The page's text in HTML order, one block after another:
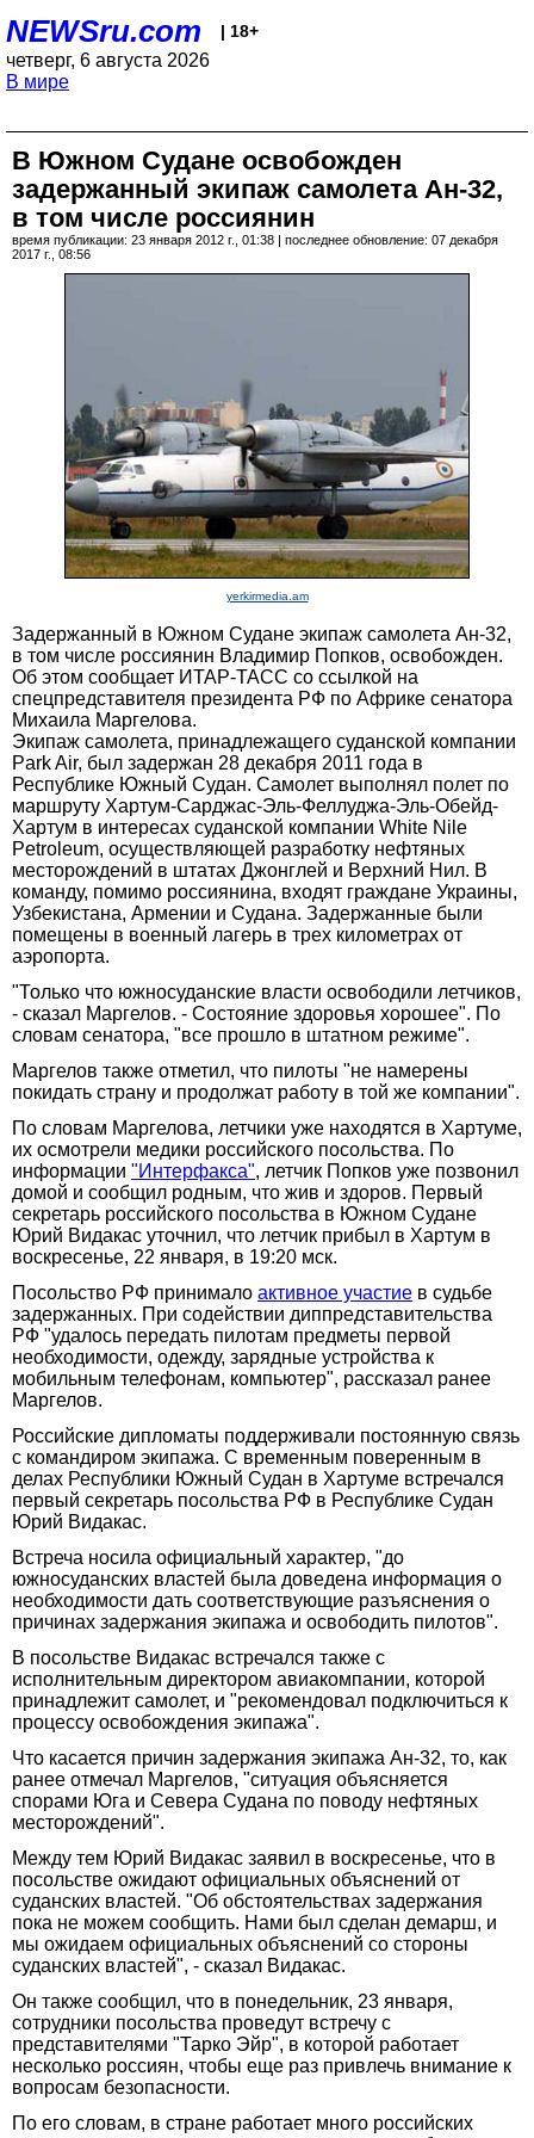
NEWSru.com | 18+
четверг, 6 августа 2026
В мире
В Южном Судане освобожден
задержанный экипаж самолета Ан-32,
в том числе россиянин
время публикации: 23 января 2012 г., 01:38 | последнее обновление: 07 декабря
2017 г., 08:56
yerkirmedia.am
Задержанный в Южном Судане экипаж самолета Ан-32,
в том числе россиянин Владимир Попков, освобожден.
Об этом сообщает ИТАР-ТАСС со ссылкой на
спецпредставителя президента РФ по Африке сенатора
Михаила Маргелова.
Экипаж самолета, принадлежащего суданской компании
Park Air, был задержан 28 декабря 2011 года в
Республике Южный Судан. Самолет выполнял полет по
маршруту Хартум-Сарджас-Эль-Феллуджа-Эль-Обейд-
Хартум в интересах суданской компании White Nile
Petroleum, осуществляющей разработку нефтяных
месторождений в штатах Джонглей и Верхний Нил. В
команду, помимо россиянина, входят граждане Украины,
Узбекистана, Армении и Судана. Задержанные были
помещены в военный лагерь в трех километрах от
аэропорта.
"Только что южносуданские власти освободили летчиков,
- сказал Маргелов. - Состояние здоровья хорошее". По
словам сенатора, "все прошло в штатном режиме".
Маргелов также отметил, что пилоты "не намерены
покидать страну и продолжат работу в той же компании".
По словам Маргелова, летчики уже находятся в Хартуме,
их осмотрели медики российского посольства. По
информации "Интерфакса", летчик Попков уже позвонил
домой и сообщил родным, что жив и здоров. Первый
секретарь российского посольства в Южном Судане
Юрий Видакас уточнил, что летчик прибыл в Хартум в
воскресенье, 22 января, в 19:20 мск.
Посольство РФ принимало активное участие в судьбе
задержанных. При содействии диппредставительства
РФ "удалось передать пилотам предметы первой
необходимости, одежду, зарядные устройства к
мобильным телефонам, компьютер", рассказал ранее
Маргелов.
Российские дипломаты поддерживали постоянную связь
с командиром экипажа. С временным поверенным в
делах Республики Южный Судан в Хартуме встречался
первый секретарь посольства РФ в Республике Судан
Юрий Видакас.
Встреча носила официальный характер, "до
южносуданских властей была доведена информация о
необходимости дать соответствующие разъяснения о
причинах задержания экипажа и освободить пилотов".
В посольстве Видакас встречался также с
исполнительным директором авиакомпании, которой
принадлежит самолет, и "рекомендовал подключиться к
процессу освобождения экипажа".
Что касается причин задержания экипажа Ан-32, то, как
ранее отмечал Маргелов, "ситуация объясняется
спорами Юга и Севера Судана по поводу нефтяных
месторождений".
Между тем Юрий Видакас заявил в воскресенье, что в
посольстве ожидают официальных объяснений от
суданских властей. "Об обстоятельствах задержания
пока не можем сообщить. Нами был сделан демарш, и
мы ожидаем официальных объяснений со стороны
суданских властей", - сказал Видакас.
Он также сообщил, что в понедельник, 23 января,
сотрудники посольства проведут встречу с
представителями "Тарко Эйр", в которой работает
несколько россиян, чтобы еще раз привлечь внимание к
вопросам безопасности.
По его словам, в стране работает много российских